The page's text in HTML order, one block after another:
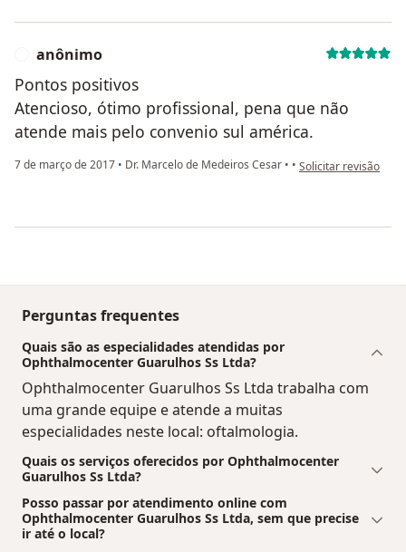
anônimo
Pontos positivos
Atencioso, ótimo profissional, pena que não
atende mais pelo convenio sul américa.
7 de março de 2017 • Dr. Marcelo de Medeiros Cesar • • na opinião do
Solicitar revisão
Perguntas frequentes
Quais são as especialidades atendidas por
Ophthalmocenter Guarulhos Ss Ltda?
Ophthalmocenter Guarulhos Ss Ltda trabalha com
uma grande equipe e atende a muitas
especialidades neste local: oftalmologia.
Quais os serviços oferecidos por Ophthalmocenter
Guarulhos Ss Ltda?
Posso passar por atendimento online com
Ophthalmocenter Guarulhos Ss Ltda, sem que precise
ir até o local?